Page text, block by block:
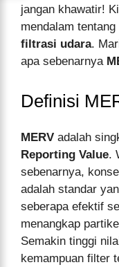
jangan khawatir!
mendalam
filtrasi udara.
apa sebenarnya
Definisi
MERV adalah
Reporting Value.
sebenarnya,
adalah standar
seberapa efektif
menangkap
Semakin tinggi
kemampuan filter